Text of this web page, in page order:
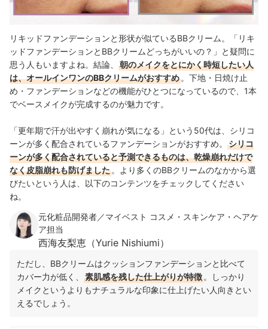
リキッドファンデーションと形状が似ているBBクリーム。「リキ
ッドファンデーションとBBクリームどっちがいいの？」と疑問に
思う人もいますよね。結論、
朝のメイクをとにかく時短したい人
は、オールインワンのBBクリームがおすすめ 。下地・日焼け止
め・ファンデーションなどの機能がひとつになっているので、1本
でベースメイクが完成するのが魅力です。
「更年期で汗が出やすく崩れが気になる」という50代は、シリコ
ーンが多く配合されているファンデーションがおすすめ。
シリコ
ーンが多く配合されていると予測できるものは、乾燥崩れだけで
なく皮脂崩れも防げました 。より多くのBBクリームのなかから選
びたいという人は、以下のコンテンツをチェックしてください
ね。
元化粧品開発者／マイベスト コスメ・スキンケア・ヘアケ
ア担当
西海友梨恵（Yurie Nishiumi）
ただし、BBクリームはクッションファンデーションと比べて
カバー力が低く、
素肌感を残した仕上がりが特徴 。しっかり
メイクというよりもナチュラルな印象に仕上げたい人向きとい
えるでしょう。